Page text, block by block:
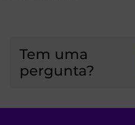
Tem uma
pergunta?